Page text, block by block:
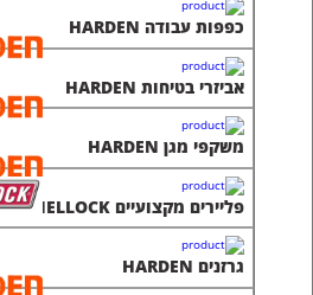
כפפות עבודה HARDEN
אביזרי בטיחות HARDEN
משקפי מגן HARDEN
פליירים מקצועיים CHANNELLOCK
גרזנים HARDEN